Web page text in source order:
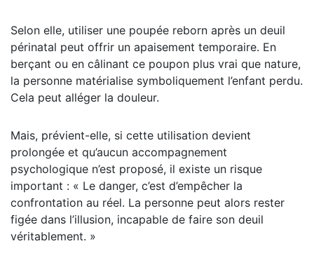
Selon elle, utiliser une poupée reborn après un deuil
périnatal peut offrir un apaisement temporaire. En
berçant ou en câlinant ce poupon plus vrai que nature,
la personne matérialise symboliquement l’enfant perdu.
Cela peut alléger la douleur.
Mais, prévient-elle, si cette utilisation devient
prolongée et qu’aucun accompagnement
psychologique n’est proposé, il existe un risque
important : « Le danger, c’est d’empêcher la
confrontation au réel. La personne peut alors rester
figée dans l’illusion, incapable de faire son deuil
véritablement. »